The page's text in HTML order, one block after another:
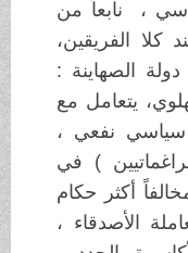
، نابعاً من
الفريقين،
الصهاينة :
يتعامل مع
نفعي ،
) في
أكثر حكام
الأصدقاء ،